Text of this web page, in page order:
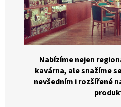
Nabízíme nejen
kavárna, ale snažíme
nevšedním i rozšířené